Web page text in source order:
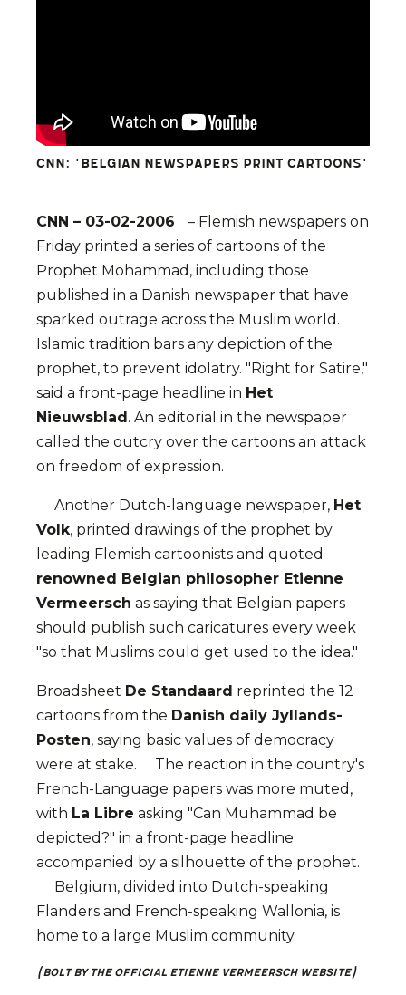
CNN: 'BELGIAN NEWSPAPERS PRINT CARTOONS'
CNN – 03-02-2006 – Flemish newspapers on
Friday printed a series of cartoons of the
Prophet Mohammad, including those
published in a Danish newspaper that have
sparked outrage across the Muslim world.
Islamic tradition bars any depiction of the
prophet, to prevent idolatry. "Right for Satire,"
said a front-page headline in Het
Nieuwsblad. An editorial in the newspaper
called the outcry over the cartoons an attack
on freedom of expression.
Another Dutch-language newspaper, Het
Volk, printed drawings of the prophet by
leading Flemish cartoonists and quoted
renowned Belgian philosopher Etienne
Vermeersch as saying that Belgian papers
should publish such caricatures every week
"so that Muslims could get used to the idea."
Broadsheet De Standaard reprinted the 12
cartoons from the Danish daily Jyllands-
Posten, saying basic values of democracy
were at stake. The reaction in the country's
French-Language papers was more muted,
with La Libre asking "Can Muhammad be
depicted?" in a front-page headline
accompanied by a silhouette of the prophet.
Belgium, divided into Dutch-speaking
Flanders and French-speaking Wallonia, is
home to a large Muslim community.
(Bolt by the Official Etienne Vermeersch Website)